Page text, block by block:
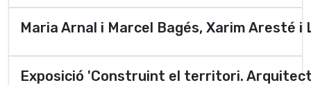
Maria Arnal i Marcel Bagés, Xarim Aresté
Exposició 'Construint el territori.